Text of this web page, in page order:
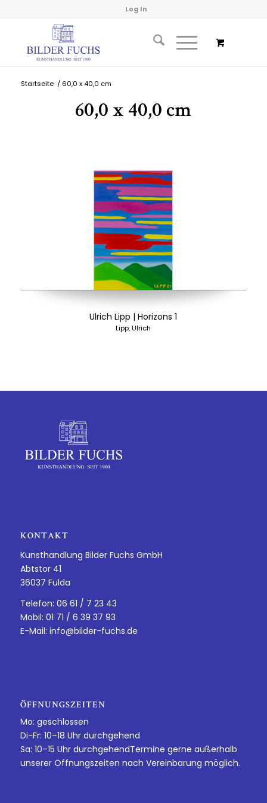
Log In
Startseite / 60,0 x 40,0 cm
60,0 x 40,0 cm
Ulrich Lipp | Horizons 1
Lipp, Ulrich
KONTAKT
Kunsthandlung Bilder Fuchs GmbH
Abtstor 41
36037 Fulda
Telefon: 06 61 / 7 23 43
Mobil: 01 71 / 6 39 37 93
E-Mail: info@bilder-fuchs.de
ÖFFNUNGSZEITEN
Mo: geschlossen
Di-Fr: 10–18 Uhr durchgehend
Sa: 10–15 Uhr durchgehendTermine gerne außerhalb
unserer Öffnungszeiten nach Vereinbarung möglich.